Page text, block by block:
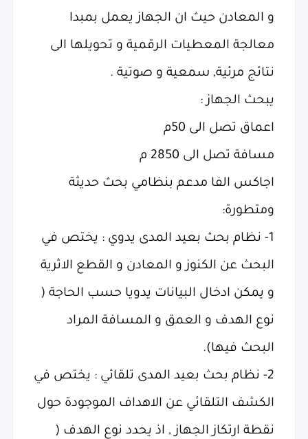
و المعادن حيث ان الجهاز يعمل بمبدا
معالجة المعطيات الرقمية و تحويلها الى
نتائج مرئية, سمعية و صوتية .
يبحث الجهاز :
اعماق تصل الى 50م
مسافة تصل الى 2850 م
اجاكس الفا مدعم بنظامي بحث حديثة
ومتطورة:
1- نظام بحث بعيد المدى يدوي : يختص في
البحث عن الكنوز و المعادن و القطع الاثرية
و يمكن ادخال البيانات يدويا حسب الحاجة (
نوع الهدف و العمق و المسافة المراد
البحث فيها).
2- نظام بحث بعيد المدى تلقائي : يختص في
الكشف التلقائي عن الاهداف الموجودة حول
نقطة ارتكاز الجهاز , اذ يحدد نوع الهدف (